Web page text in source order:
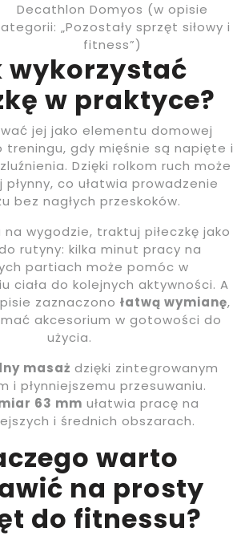
Decathlon Domyos (w opisie
„Pozostały sprzęt siłowy i
fitness”)
wykorzystać
w praktyce?
jej jako elementu domowej
treningu, gdy mięśnie są napięte i
Dzięki rolkom ruch może
co ułatwia prowadzenie
bez nagłych przeskoków.
na wygodzie, traktuj piłeczkę jako
rutyny: kilka minut pracy na
partiach może pomóc w
ciała do kolejnych aktywności. A
zaznaczono łatwą wymianę,
akcesorium w gotowości do
użycia.
masaż dzięki zintegrowanym
i płynniejszemu przesuwaniu.
63 mm ułatwia pracę na
i średnich obszarach.
warto
na prosty
do fitnessu?